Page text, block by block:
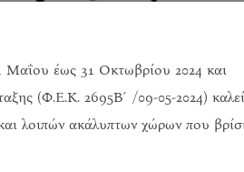
Μαΐου έως 31 Οκτωβρίου 2024 και
(Φ.Ε.Κ. 2695Β΄/09-05-2024)
λοιπών ακάλυπτων χώρων που